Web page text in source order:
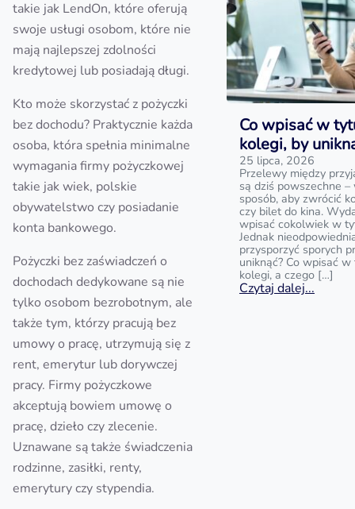
takie jak LendOn, które oferują
swoje usługi osobom, które nie
mają najlepszej zdolności
kredytowej lub posiadają długi.
Kto może skorzystać z pożyczki
bez dochodu? Praktycznie każda
osoba, która spełnia minimalne
wymagania firmy pożyczkowej
takie jak wiek, polskie
obywatelstwo czy posiadanie
konta bankowego.
Pożyczki bez zaświadczeń o
dochodach dedykowane są nie
tylko osobom bezrobotnym, ale
także tym, którzy pracują bez
umowy o pracę, utrzymują się z
rent, emerytur lub dorywczej
pracy. Firmy pożyczkowe
akceptują bowiem umowę o
pracę, dzieło czy zlecenie.
Uznawane są także świadczenia
rodzinne, zasiłki, renty,
emerytury czy stypendia.
Co wpisać w
kolegi, by
25 lipca, 2026
Przelewy między
są dziś powszechne
sposób, aby zwrócić
czy bilet do kina.
wpisać cokolwiek w
Jednak
przysporzyć sporych
uniknąć? Co wpisać
kolegi, a czego […]
Czytaj dalej...